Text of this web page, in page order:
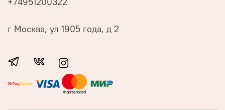
г Москва, ул 1905 года, д 2